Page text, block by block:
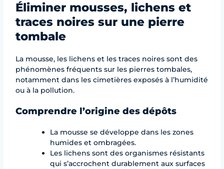
Éliminer mousses, lichens et
traces noires sur une pierre
tombale
La mousse, les lichens et les traces noires sont des
phénomènes fréquents sur les pierres tombales,
notamment dans les cimetières exposés à l’humidité
ou à la pollution.
Comprendre l’origine des dépôts
La mousse se développe dans les zones
humides et ombragées.
Les lichens sont des organismes résistants
qui s’accrochent durablement aux surfaces